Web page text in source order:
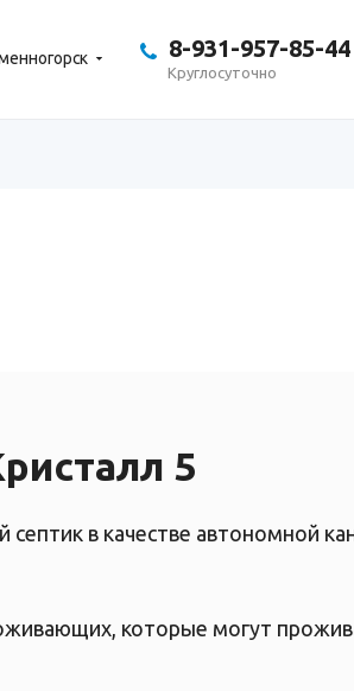
8-931-957-85-44
Круглосуточно
5
в качестве автономной
которые могут